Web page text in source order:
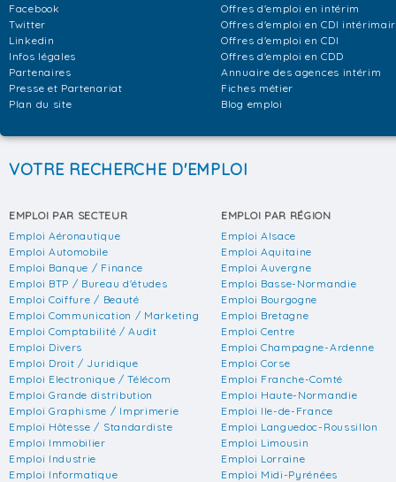
Facebook
Twitter
Linkedin
Infos légales
Partenaires
Presse et Partenariat
Plan du site
Offres d'emploi en intérim
Offres d'emploi en CDI
Offres d'emploi en CDI
Offres d'emploi en CDD
Annuaire des agences intérim
Fiches métier
Blog emploi
VOTRE RECHERCHE D'EMPLOI
EMPLOI PAR SECTEUR
Emploi Aéronautique
Emploi Automobile
Emploi Banque / Finance
Emploi BTP / Bureau d'études
Emploi Coiffure / Beauté
Emploi Communication / Marketing
Emploi Comptabilité / Audit
Emploi Divers
Emploi Droit / Juridique
Emploi Electronique / Télécom
Emploi Grande distribution
Emploi Graphisme / Imprimerie
Emploi Hôtesse / Standardiste
Emploi Immobilier
Emploi Industrie
Emploi Informatique
EMPLOI PAR RÉGION
Emploi Alsace
Emploi Aquitaine
Emploi Auvergne
Emploi Basse-Normandie
Emploi Bourgogne
Emploi Bretagne
Emploi Centre
Emploi Champagne-Ardenne
Emploi Corse
Emploi Franche-Comté
Emploi Haute-Normandie
Emploi Ile-de-France
Emploi Languedoc-Roussillon
Emploi Limousin
Emploi Lorraine
Emploi Midi-Pyrénées